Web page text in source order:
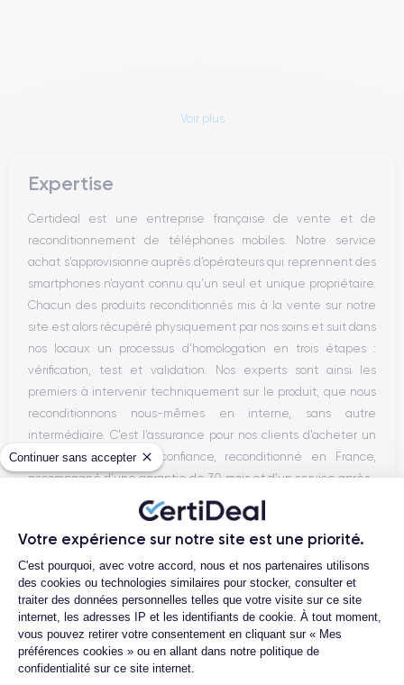
Continuer sans accepter
Votre expérience sur notre site est une priorité.
Plateforme de Gestion du
C'est pourquoi, avec votre accord, nous et nos partenaires utilisons
des cookies ou technologies similaires pour stocker, consulter et
traiter des données personnelles telles que votre visite sur ce site
internet, les adresses IP et les identifiants de cookie. À tout moment,
vous pouvez retirer votre consentement en cliquant sur « Mes
préférences cookies » ou en allant dans notre politique de
confidentialité sur ce site internet.
Voir plus
Expertise
Certideal est une entreprise française de vente et de
reconditionnement de téléphones mobiles. Notre service
achat s’approvisionne auprès d’opérateurs qui reprennent des
smartphones n’ayant connu qu’un seul et unique propriétaire.
Chacun des produits reconditionnés mis à la vente sur notre
site est alors récupéré physiquement par nos soins et suit dans
nos locaux un processus d’homologation en trois étapes :
vérification, test et validation. Nos experts sont ainsi les
premiers à intervenir techniquement sur le produit, que nous
reconditionnons nous-mêmes en interne, sans autre
intermédiaire. C’est l’assurance pour nos clients d’acheter un
téléphone en toute confiance, reconditionné en France,
accompagné d’une garantie de 30 mois et d’un service après-
vente en contact continu avec nos experts techniques.
Parcours d'un Smartphone